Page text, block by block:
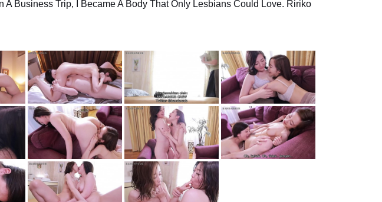
Business Trip, I Became A Body That Only Lesbians Could Love. Ririko